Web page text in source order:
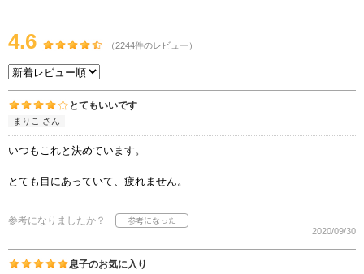
4.6 （2244件のレビュー）
とてもいいです
まりこ さん
いつもこれと決めています。
とても目にあっていて、疲れません。
参考になりましたか？
2020/09/30
息子のお気に入り